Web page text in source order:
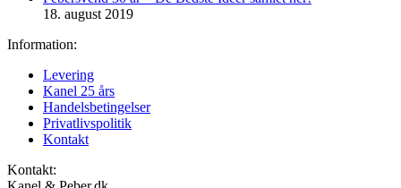
18. august 2019
Information:
Levering
Kanel 25 års
Handelsbetingelser
Privatlivspolitik
Kontakt
Kontakt: